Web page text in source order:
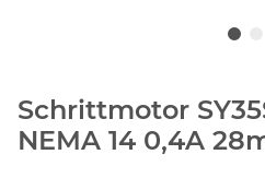
Schrittmotor
NEMA 14 0,4A